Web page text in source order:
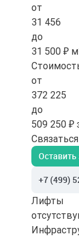
от
31 456
до
31 500 ₽
от
372 225
до
509 250 ₽
Оставить
+7 (499)
Лифты